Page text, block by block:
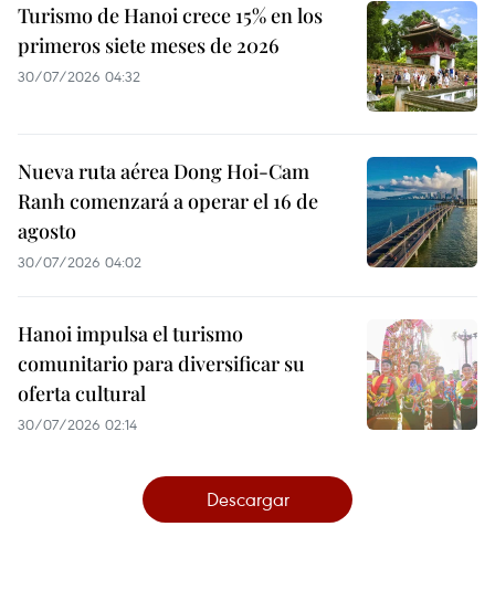
Turismo de Hanoi crece 15% en los
primeros siete meses de 2026
30/07/2026 04:32
Nueva ruta aérea Dong Hoi-Cam
Ranh comenzará a operar el 16 de
agosto
30/07/2026 04:02
Hanoi impulsa el turismo
comunitario para diversificar su
oferta cultural
30/07/2026 02:14
Descargar